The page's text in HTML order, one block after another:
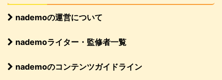
nademoの運営について
nademoライター・監修者一覧
nademoのコンテンツガイドライン